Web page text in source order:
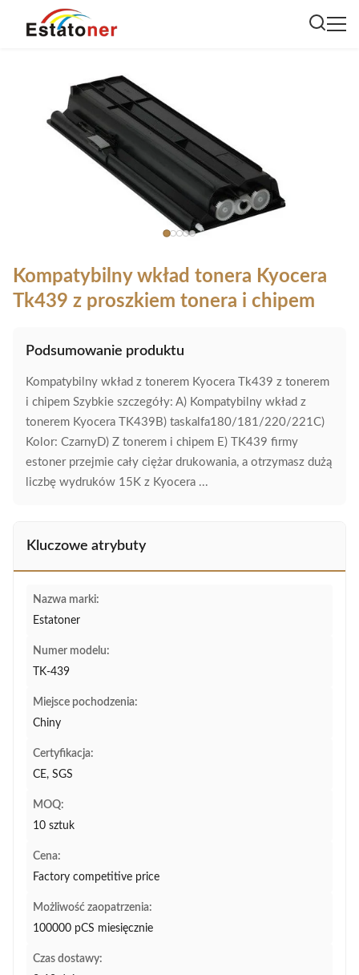
Kompatybilny wkład tonera Kyocera
Tk439 z proszkiem tonera i chipem
Podsumowanie produktu
Kompatybilny wkład z tonerem Kyocera Tk439 z tonerem
i chipem Szybkie szczegóły: A) Kompatybilny wkład z
tonerem Kyocera TK439B) taskalfa180/181/220/221C)
Kolor: CzarnyD) Z tonerem i chipem E) TK439 firmy
estoner przejmie cały ciężar drukowania, a otrzymasz dużą
liczbę wydruków 15K z Kyocera ...
Kluczowe atrybuty
Nazwa marki:
Estatoner
Numer modelu:
TK-439
Miejsce pochodzenia:
Chiny
Certyfikacja:
CE, SGS
MOQ:
10 sztuk
Cena:
Factory competitive price
Możliwość zaopatrzenia:
100000 pCS miesięcznie
Czas dostawy: